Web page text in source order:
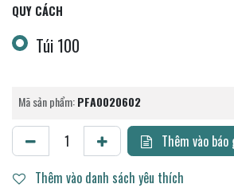
QUY CÁCH
Túi 100
Mã sản phẩm:PFA0020602
Thêm vào báo
Thêm vào danh sách yêu thích